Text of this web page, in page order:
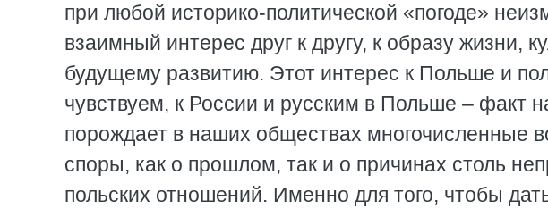
при любой историко-политической «погоде»
взаимный интерес друг к другу, к образу жизни,
будущему развитию. Этот интерес к Польше и
чувствуем, к России и русским в Польше – факт
порождает в наших обществах многочисленные
споры, как о прошлом, так и о причинах столь
польских отношений. Именно для того, чтобы